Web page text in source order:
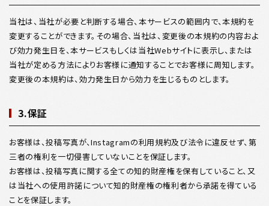
当社は、当社が必要と判断する場合、本サービスの範囲内で、本規約を
変更することができます。その場合、当社は、変更後の本規約の内容およ
び効力発生日を、本サービスもしくは当社Webサイトに表示し、または
当社が定める方法によりお客様に通知することでお客様に周知します。
変更後の本規約は、効力発生日から効力を生じるものとします。
3.保証
お客様は、投稿写真が、Instagramの利用規約及び法令に違反せず、第
三者の権利を一切侵害していないことを保証します。
お客様は、投稿写真に関する全ての知的財産権を保有していること、又
は当社への使用許諾について知的財産権の権利者から承諾を得ている
ことを保証します。